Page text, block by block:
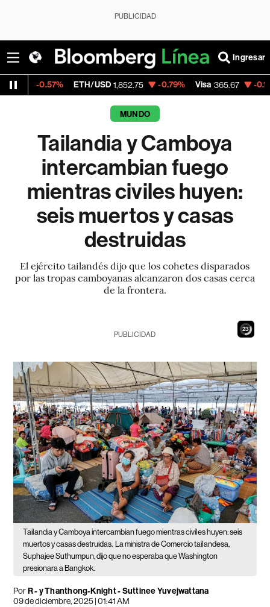
PUBLICIDAD
Ingresar
ETH/USD 1,852.75 -0.79% Visa 365.67 -0.13%
MUNDO
Tailandia y Camboya
intercambian fuego
mientras civiles huyen:
seis muertos y casas
destruidas
El ejército tailandés dijo que los cohetes disparados
por las tropas camboyanas alcanzaron dos casas cerca
de la frontera.
21
PUBLICIDAD
Tailandia y Camboya intercambian fuego mientras civiles huyen: seis
muertos y casas destruidas. La ministra de Comercio tailandesa,
Suphajee Suthumpun, dijo que no esperaba que Washington
presionara a Bangkok.
PorR - y Thanthong-Knight - Suttinee Yuvejwattana
09 de diciembre, 2025 | 01:41 AM